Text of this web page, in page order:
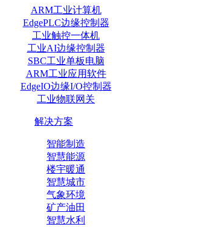
ARM工业计算机
EdgePLC边缘控制器
工业触控一体机
工业AI边缘控制器
SBC工业单板电脑
ARM工业应用软件
EdgeIO边缘I/O控制器
工业物联网关
解决方案
智能制造
智慧能源
楼宇暖通
智慧城市
气象环境
矿产油田
智慧水利